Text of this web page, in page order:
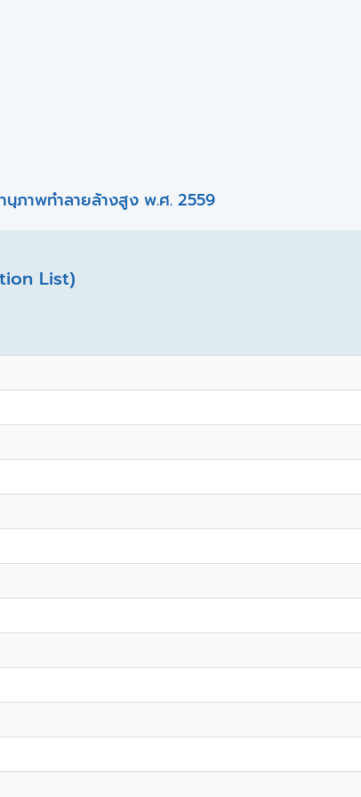
นุภาพทำลายล้างสูง พ.ศ. 2559
List)